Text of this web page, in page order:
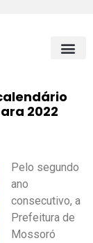
2022
Pelo segundo
ano
consecutivo, a
Prefeitura de
Mossoró